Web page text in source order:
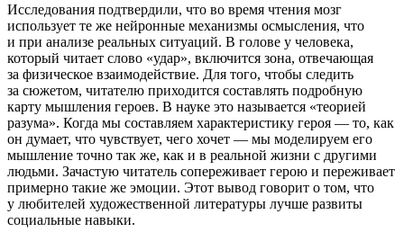
Исследования подтвердили, что во время чтения мозг
использует те же нейронные механизмы осмысления, что
и при анализе реальных ситуаций. В голове у человека,
который читает слово «удар», включится зона, отвечающая
за физическое взаимодействие. Для того, чтобы следить
за сюжетом, читателю приходится составлять подробную
карту мышления героев. В науке это называется «теорией
разума». Когда мы составляем характеристику героя — то, как
он думает, что чувствует, чего хочет — мы моделируем его
мышление точно так же, как и в реальной жизни с другими
людьми. Зачастую читатель сопереживает герою и переживает
примерно такие же эмоции. Этот вывод говорит о том, что
у любителей художественной литературы лучше развиты
социальные навыки.